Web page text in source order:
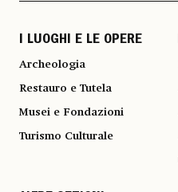
I LUOGHI E LE OPERE
Archeologia
Restauro e Tutela
Musei e Fondazioni
Turismo Culturale